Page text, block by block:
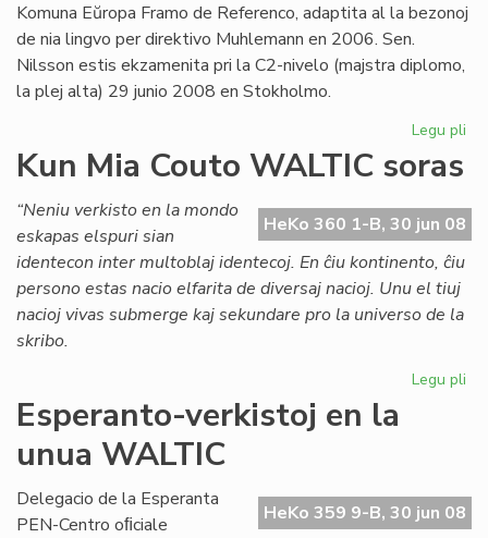
Komuna Eŭropa Framo de Referenco, adaptita al la bezonoj
de nia lingvo per direktivo Muhlemann en 2006. Sen.
Nilsson estis ekzamenita pri la C2-nivelo (majstra diplomo,
la plej alta) 29 junio 2008 en Stokholmo.
Legu pli
Kun Mia Couto WALTIC soras
HeKo 360 1-B, 30 jun 08
“Neniu verkisto en la mondo
eskapas elspuri sian
identecon inter multoblaj identecoj. En ĉiu kontinento, ĉiu
persono estas nacio elfarita de diversaj nacioj. Unu el tiuj
nacioj vivas submerge kaj sekundare pro la universo de la
skribo.
Legu pli
Esperanto-verkistoj en la
unua WALTIC
HeKo 359 9-B, 30 jun 08
Delegacio de la Esperanta
PEN-Centro oﬁciale